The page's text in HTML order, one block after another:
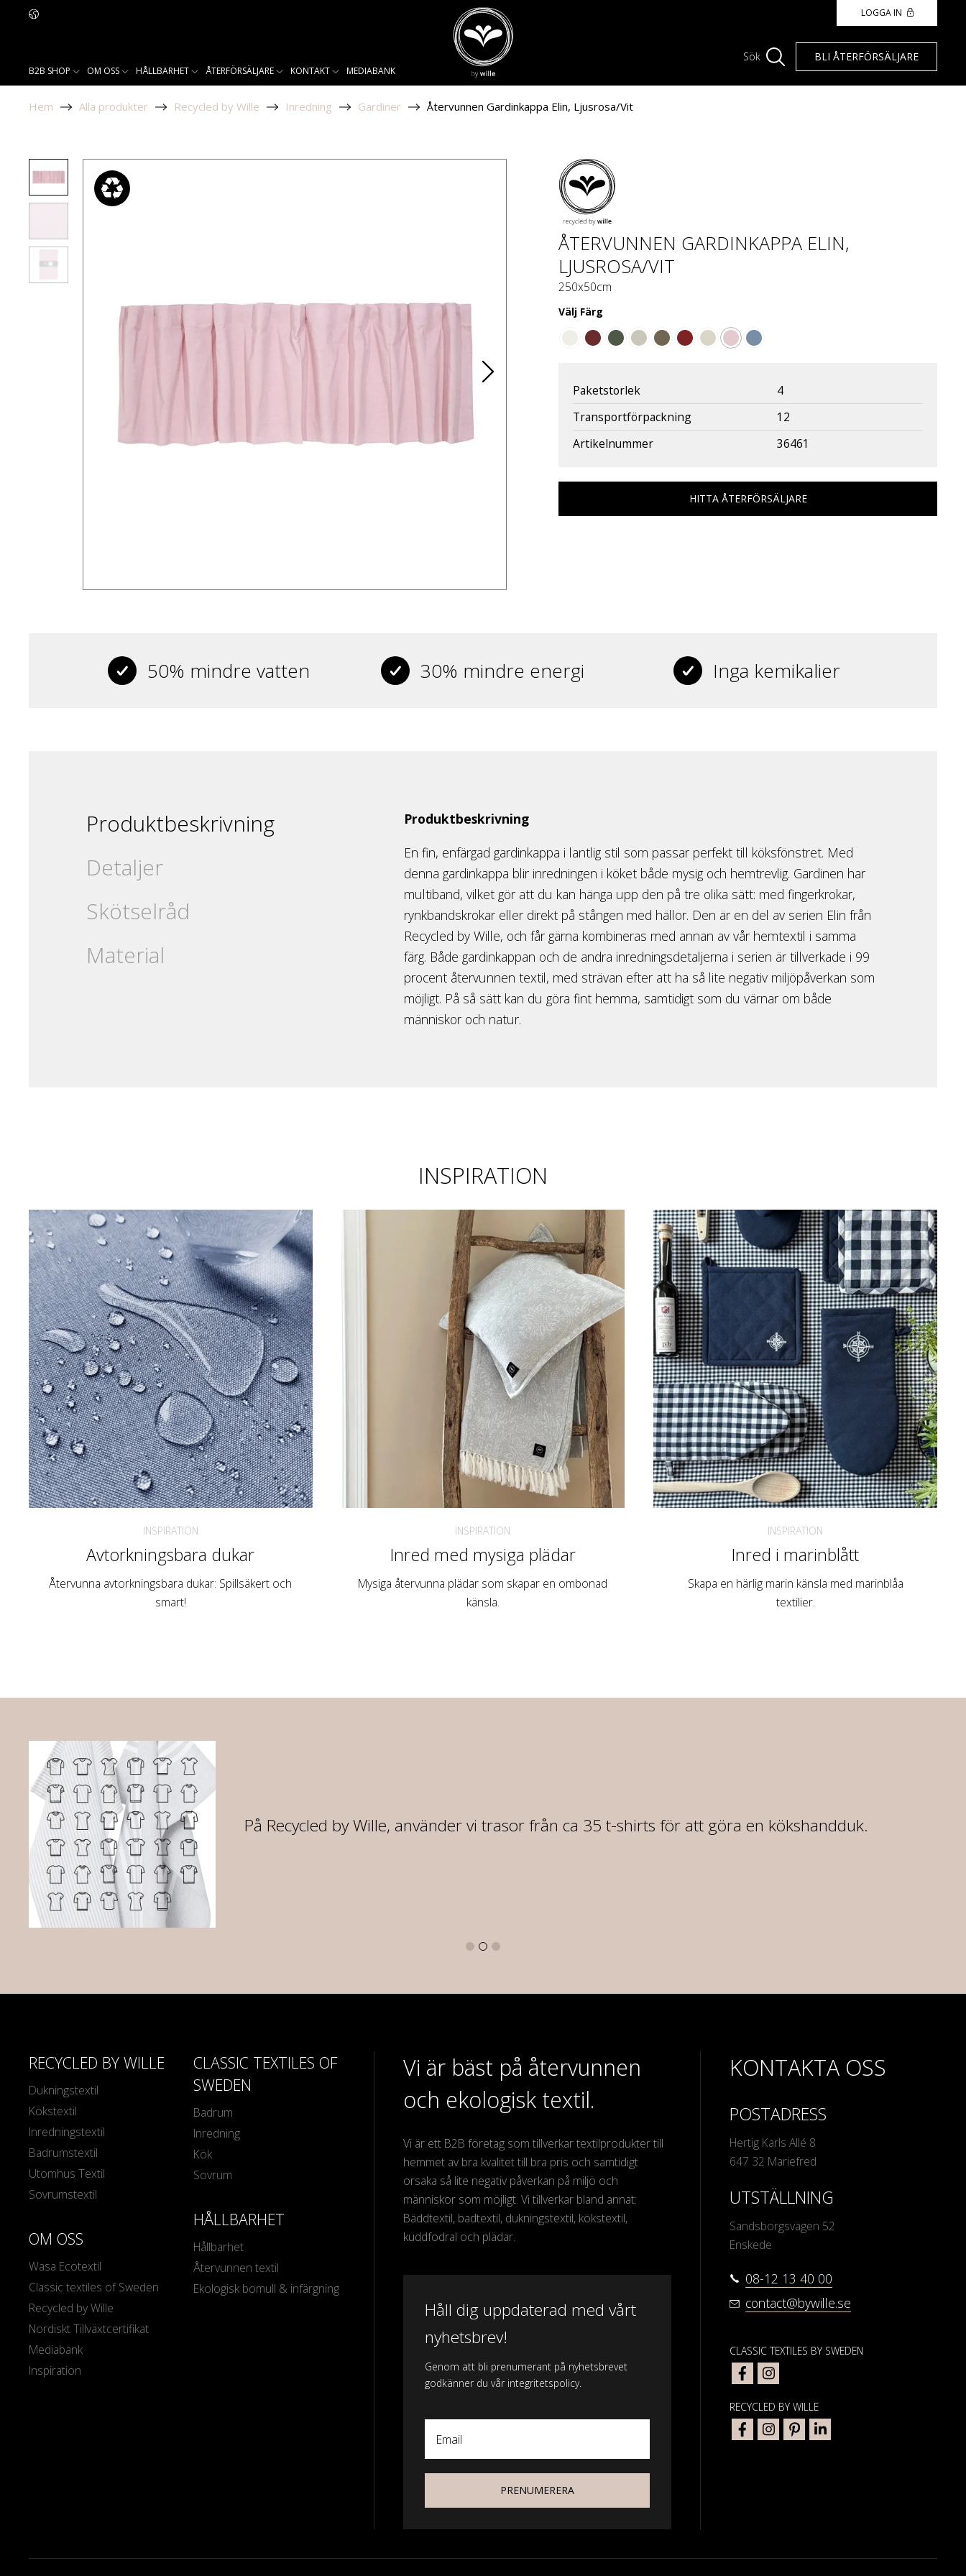
B2B SHOP OM OSS HÅLLBARHET ÅTERFÖRSÄLJARE KONTAKT MEDIABANK
LOGGA IN
Sök BLI ÅTERFÖRSÄLJARE
Hem Alla produkter Recycled by Wille Inredning Gardiner Återvunnen Gardinkappa Elin, Ljusrosa/Vit
ÅTERVUNNEN GARDINKAPPA ELIN,
LJUSROSA/VIT
250x50cm
Välj Färg
Paketstorlek
4
Transportförpackning
12
Artikelnummer
36461
HITTA ÅTERFÖRSÄLJARE
50% mindre vatten 30% mindre energi Inga kemikalier
Produktbeskrivning
Detaljer
Skötselråd
Material
Produktbeskrivning
En fin, enfärgad gardinkappa i lantlig stil som passar perfekt till köksfönstret. Med
denna gardinkappa blir inredningen i köket både mysig och hemtrevlig. Gardinen har
multiband, vilket gör att du kan hänga upp den på tre olika sätt: med fingerkrokar,
rynkbandskrokar eller direkt på stången med hällor. Den är en del av serien Elin från
Recycled by Wille, och får gärna kombineras med annan av vår hemtextil i samma
färg. Både gardinkappan och de andra inredningsdetaljerna i serien är tillverkade i 99
procent återvunnen textil, med strävan efter att ha så lite negativ miljöpåverkan som
möjligt. På så sätt kan du göra fint hemma, samtidigt som du värnar om både
människor och natur.
INSPIRATION
INSPIRATION
Avtorkningsbara dukar
Återvunna avtorkningsbara dukar: Spillsäkert och
smart!
INSPIRATION
Inred med mysiga plädar
Mysiga återvunna plädar som skapar en ombonad
känsla.
INSPIRATION
Inred i marinblått
Skapa en härlig marin känsla med marinblåa
textilier.
På Recycled by Wille, använder vi trasor från ca 35 t-shirts för att göra en kökshandduk.
RECYCLED BY WILLE
Dukningstextil
Kökstextil
Inredningstextil
Badrumstextil
Utomhus Textil
Sovrumstextil
OM OSS
Wasa Ecotextil
Classic textiles of Sweden
Recycled by Wille
Nordiskt Tillväxtcertifikat
Mediabank
Inspiration
CLASSIC TEXTILES OF
SWEDEN
Badrum
Inredning
Kök
Sovrum
HÅLLBARHET
Hållbarhet
Återvunnen textil
Ekologisk bomull & infärgning
Vi är bäst på återvunnen
och ekologisk textil.
Vi är ett B2B företag som tillverkar textilprodukter till
hemmet av bra kvalitet till bra pris och samtidigt
orsaka så lite negativ påverkan på miljö och
människor som möjligt. Vi tillverkar bland annat:
Bäddtextil, badtextil, dukningstextil, kökstextil,
kuddfodral och plädar.
Håll dig uppdaterad med vårt
nyhetsbrev!
Genom att bli prenumerant på nyhetsbrevet
godkänner du vår integritetspolicy.
Email
PRENUMERERA
KONTAKTA OSS
POSTADRESS
Hertig Karls Allé 8
647 32 Mariefred
UTSTÄLLNING
Sandsborgsvägen 52
Enskede
08-12 13 40 00
contact@bywille.se
CLASSIC TEXTILES BY SWEDEN
RECYCLED BY WILLE